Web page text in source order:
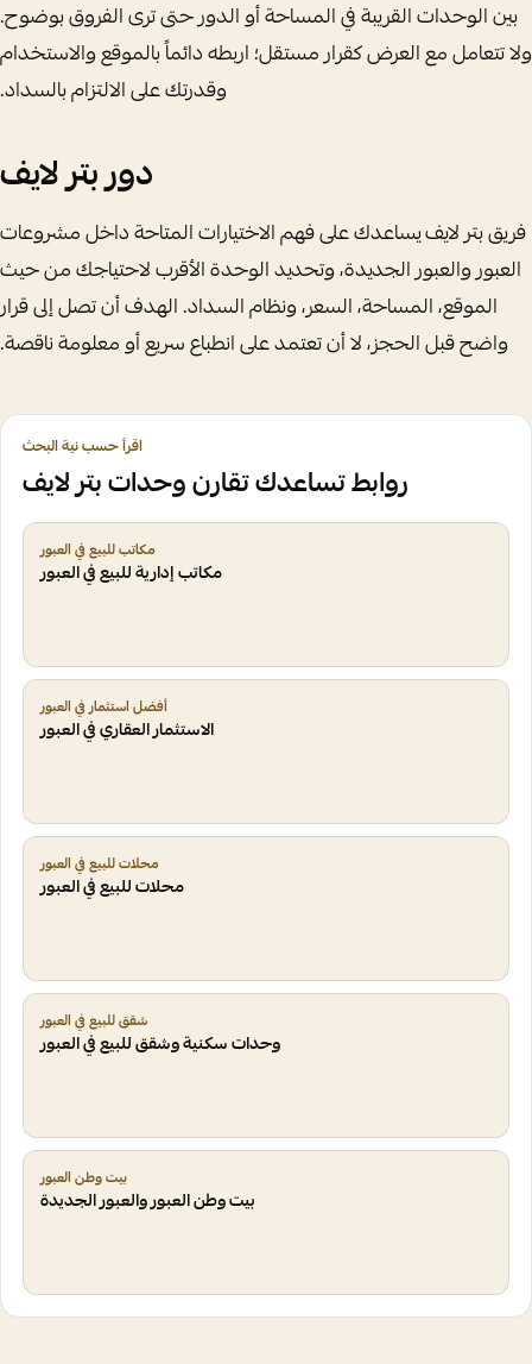
بين الوحدات القريبة في المساحة أو الدور حتى ترى الفروق بوضوح.
ولا تتعامل مع العرض كقرار مستقل؛ اربطه دائماً بالموقع والاستخدام
وقدرتك على الالتزام بالسداد.
دور بتر لايف
فريق بتر لايف يساعدك على فهم الاختيارات المتاحة داخل مشروعات
العبور والعبور الجديدة، وتحديد الوحدة الأقرب لاحتياجك من حيث
الموقع، المساحة، السعر، ونظام السداد. الهدف أن تصل إلى قرار
واضح قبل الحجز، لا أن تعتمد على انطباع سريع أو معلومة ناقصة.
اقرأ حسب نية البحث
روابط تساعدك تقارن وحدات بتر لايف
مكاتب للبيع في العبور
مكاتب إدارية للبيع في العبور
أفضل استثمار في العبور
الاستثمار العقاري في العبور
محلات للبيع في العبور
محلات للبيع في العبور
شقق للبيع في العبور
وحدات سكنية وشقق للبيع في العبور
بيت وطن العبور
بيت وطن العبور والعبور الجديدة